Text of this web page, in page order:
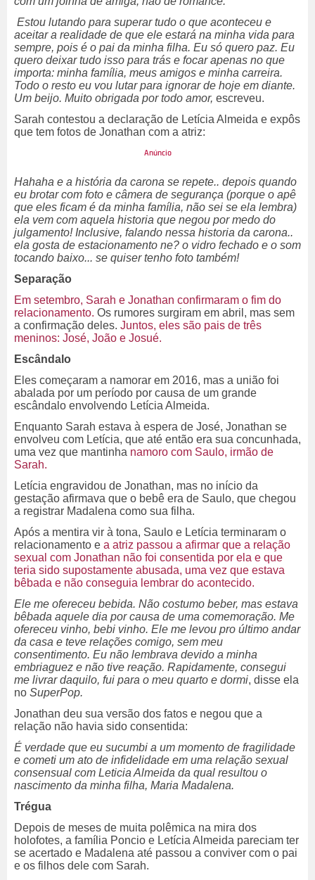
Estou lutando para superar tudo o que aconteceu e
aceitar a realidade de que ele estará na minha vida para
sempre, pois é o pai da minha filha. Eu só quero paz. Eu
quero deixar tudo isso para trás e focar apenas no que
importa: minha família, meus amigos e minha carreira.
Todo o resto eu vou lutar para ignorar de hoje em diante.
Um beijo. Muito obrigada por todo amor, escreveu.
Sarah contestou a declaração de Letícia Almeida e expôs
que tem fotos de Jonathan com a atriz:
Hahaha e a história da carona se repete.. depois quando
eu brotar com foto e câmera de segurança (porque o apê
que eles ficam é da minha família, não sei se ela lembra)
ela vem com aquela historia que negou por medo do
julgamento! Inclusive, falando nessa historia da carona..
ela gosta de estacionamento ne? o vidro fechado e o som
tocando baixo... se quiser tenho foto também!
Separação
Em setembro, Sarah e Jonathan confirmaram o fim do
relacionamento. Os rumores surgiram em abril, mas sem
a confirmação deles. Juntos, eles são pais de três
meninos: José, João e Josué.
Escândalo
Eles começaram a namorar em 2016, mas a união foi
abalada por um período por causa de um grande
escândalo envolvendo Letícia Almeida.
Enquanto Sarah estava à espera de José, Jonathan se
envolveu com Letícia, que até então era sua concunhada,
uma vez que mantinha namoro com Saulo, irmão de
Sarah.
Letícia engravidou de Jonathan, mas no início da
gestação afirmava que o bebê era de Saulo, que chegou
a registrar Madalena como sua filha.
Após a mentira vir à tona, Saulo e Letícia terminaram o
relacionamento e a atriz passou a afirmar que a relação
sexual com Jonathan não foi consentida por ela e que
teria sido supostamente abusada, uma vez que estava
bêbada e não conseguia lembrar do acontecido.
Ele me ofereceu bebida. Não costumo beber, mas estava
bêbada aquele dia por causa de uma comemoração. Me
ofereceu vinho, bebi vinho. Ele me levou pro último andar
da casa e teve relações comigo, sem meu
consentimento. Eu não lembrava devido a minha
embriaguez e não tive reação. Rapidamente, consegui
me livrar daquilo, fui para o meu quarto e dormi, disse ela
no SuperPop.
Jonathan deu sua versão dos fatos e negou que a
relação não havia sido consentida:
É verdade que eu sucumbi a um momento de fragilidade
e cometi um ato de infidelidade em uma relação sexual
consensual com Leticia Almeida da qual resultou o
nascimento da minha filha, Maria Madalena.
Trégua
Depois de meses de muita polêmica na mira dos
holofotes, a família Poncio e Letícia Almeida pareciam ter
se acertado e Madalena até passou a conviver com o pai
e os filhos dele com Sarah.